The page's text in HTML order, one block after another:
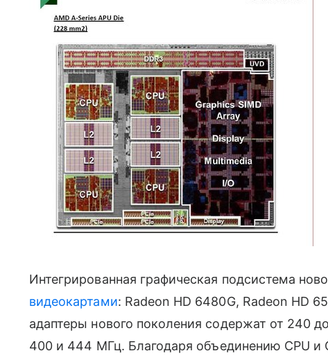
Интегрированная графическая подсистема
видеокартами: Radeon HD 6480G, Radeon HD
адаптеры нового поколения содержат от 240
400 и 444 МГц. Благодаря объединению CPU и